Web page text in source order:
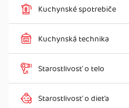
Kuchynské spotrebiče
Kuchynská technika
Starostlivosť o telo
Starostlivosť o dieťa